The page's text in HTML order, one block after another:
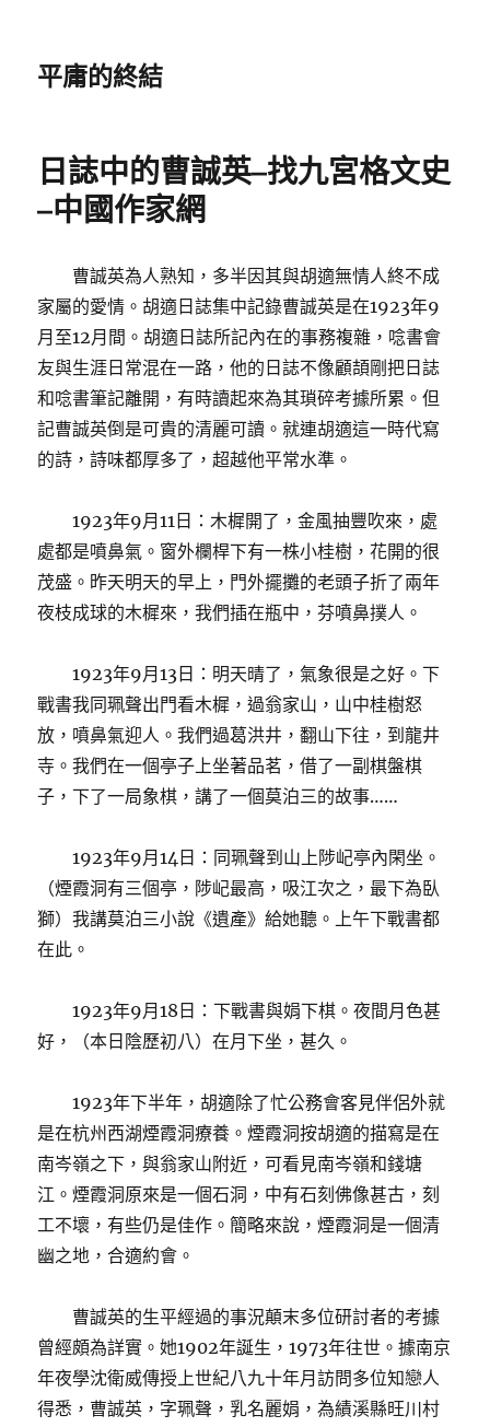
平庸的終結
日誌中的曹誠英–找九宮格文史
–中國作家網
曹誠英為人熟知，多半因其與胡適無情人終不成
家屬的愛情。胡適日誌集中記錄曹誠英是在1923年9
月至12月間。胡適日誌所記內在的事務複雜，唸書會
友與生涯日常混在一路，他的日誌不像顧頡剛把日誌
和唸書筆記離開，有時讀起來為其瑣碎考據所累。但
記曹誠英倒是可貴的清麗可讀。就連胡適這一時代寫
的詩，詩味都厚多了，超越他平常水準。
1923年9月11日：木樨開了，金風抽豐吹來，處
處都是噴鼻氣。窗外欄桿下有一株小桂樹，花開的很
茂盛。昨天明天的早上，門外擺攤的老頭子折了兩年
夜枝成球的木樨來，我們插在瓶中，芬噴鼻撲人。
1923年9月13日：明天晴了，氣象很是之好。下
戰書我同珮聲出門看木樨，過翁家山，山中桂樹怒
放，噴鼻氣迎人。我們過葛洪井，翻山下往，到龍井
寺。我們在一個亭子上坐著品茗，借了一副棋盤棋
子，下了一局象棋，講了一個莫泊三的故事……
1923年9月14日：同珮聲到山上陟屺亭內閑坐。
（煙霞洞有三個亭，陟屺最高，吸江次之，最下為臥
獅）我講莫泊三小說《遺產》給她聽。上午下戰書都
在此。
1923年9月18日：下戰書與娟下棋。夜間月色甚
好，（本日陰歷初八）在月下坐，甚久。
1923年下半年，胡適除了忙公務會客見伴侶外就
是在杭州西湖煙霞洞療養。煙霞洞按胡適的描寫是在
南岑嶺之下，與翁家山附近，可看見南岑嶺和錢塘
江。煙霞洞原來是一個石洞，中有石刻佛像甚古，刻
工不壞，有些仍是佳作。簡略來說，煙霞洞是一個清
幽之地，合適約會。
曹誠英的生平經過的事況顛末多位研討者的考據
曾經頗為詳實。她1902年誕生，1973年往世。據南京
年夜學沈衛威傳授上世紀八九十年月訪問多位知戀人
得悉，曹誠英，字珮聲，乳名麗娟，為績溪縣旺川村